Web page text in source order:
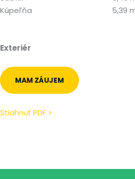
Kúpeľňa 5,39
Exteriér
MAM ZÁUJEM
Stiahnuť PDF >